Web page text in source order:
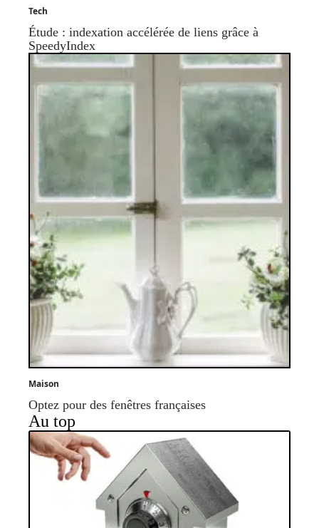
Tech
Étude : indexation accélérée de liens grâce à
SpeedyIndex
Maison
Optez pour des fenêtres françaises
Au top